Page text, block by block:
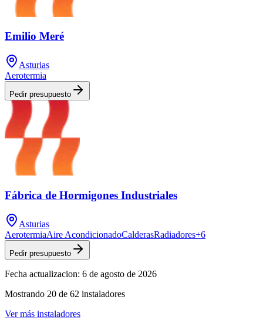
Emilio Meré
Asturias
Aerotermia
Pedir presupuesto
Fábrica de Hormigones Industriales
Asturias
AerotermiaAire AcondicionadoCalderasRadiadores+6
Pedir presupuesto
Fecha actualizacion: 6 de agosto de 2026
Mostrando 20 de 62 instaladores
Ver más instaladores